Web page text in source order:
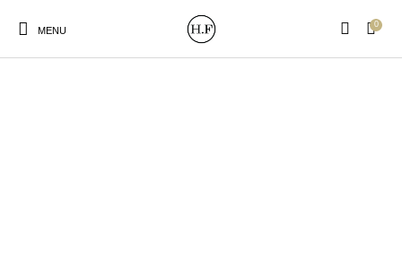
MENU
0